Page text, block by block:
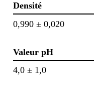
Densité
0,990 ± 0,020
Valeur pH
4,0 ± 1,0